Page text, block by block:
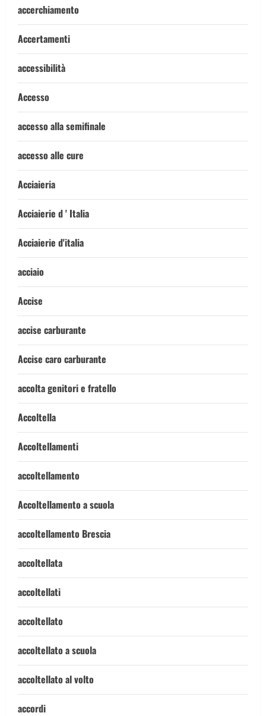
accerchiamento
Accertamenti
accessibilità
Accesso
accesso alla semifinale
accesso alle cure
Acciaieria
Acciaierie d ' Italia
Acciaierie d'italia
acciaio
Accise
accise carburante
Accise caro carburante
accolta genitori e fratello
Accoltella
Accoltellamenti
accoltellamento
Accoltellamento a scuola
accoltellamento Brescia
accoltellata
accoltellati
accoltellato
accoltellato a scuola
accoltellato al volto
accordi